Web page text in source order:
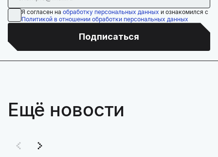
Я согласен на обработку персональных данных и ознакомился с
Политикой в отношении обработки персональных данных
Подписаться
Ещё новости